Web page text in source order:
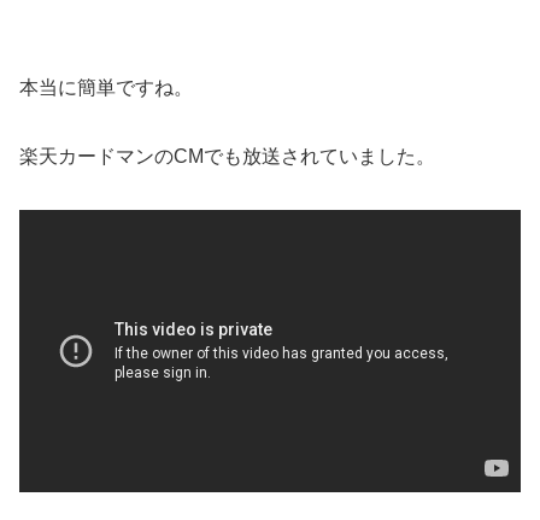
本当に簡単ですね。
楽天カードマンのCMでも放送されていました。